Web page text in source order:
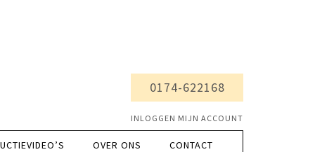
0174-622168
INLOGGEN MIJN ACCOUNT
OVER ONS CONTACT